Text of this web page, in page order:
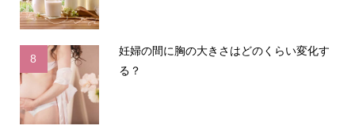
8
妊婦の間に胸の大きさはどのくらい変化す
る？